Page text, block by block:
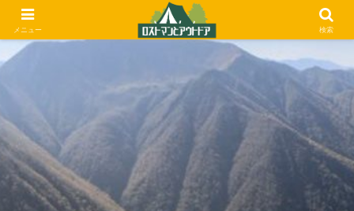
メニュー 検索